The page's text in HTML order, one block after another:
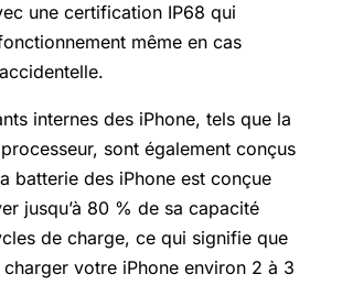
une certification IP68 qui
même en cas
internes des iPhone, tels que la
sont également conçus
batterie des iPhone est conçue
jusqu’à 80 % de sa capacité
de charge, ce qui signifie que
votre iPhone environ 2 à 3